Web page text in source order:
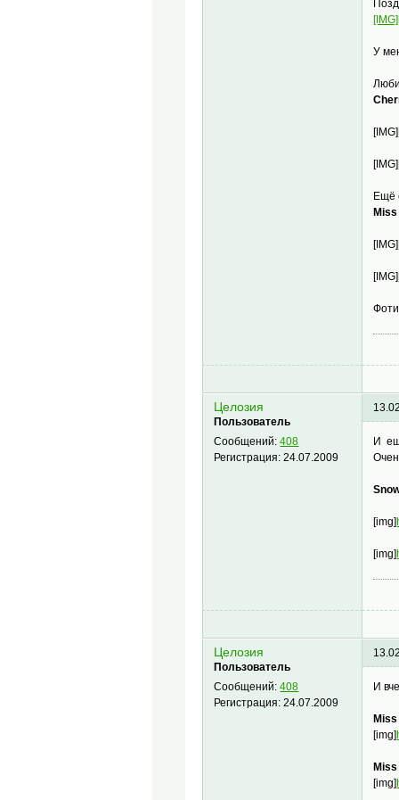
У
[IMG]
[IMG]
Ещё
[IMG]
[IMG]
Целозия
Пользователь
Сообщений:408
Регистрация:24.07.2009
И
[img]
[img]
Целозия
Пользователь
Сообщений:408
Регистрация:24.07.2009
И
[img]
[img]